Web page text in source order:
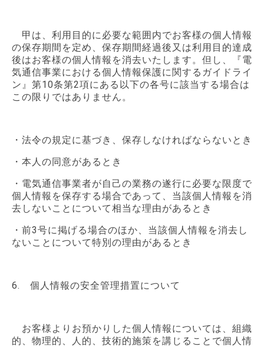
甲は、利用目的に必要な範囲内でお客様の個人情報
の保存期間を定め、保存期間経過後又は利用目的達成
後はお客様の個人情報を消去いたします。但し、『電
気通信事業における個人情報保護に関するガイドライ
ン』第10条第2項にある以下の各号に該当する場合は
この限りではありません。
・法令の規定に基づき、保存しなければならないとき
・本人の同意があるとき
・電気通信事業者が自己の業務の遂行に必要な限度で
個人情報を保存する場合であって、当該個人情報を消
去しないことについて相当な理由があるとき
・前3号に掲げる場合のほか、当該個人情報を消去し
ないことについて特別の理由があるとき
6. 個人情報の安全管理措置について
お客様よりお預かりした個人情報については、組織
的、物理的、人的、技術的施策を講じることで個人情